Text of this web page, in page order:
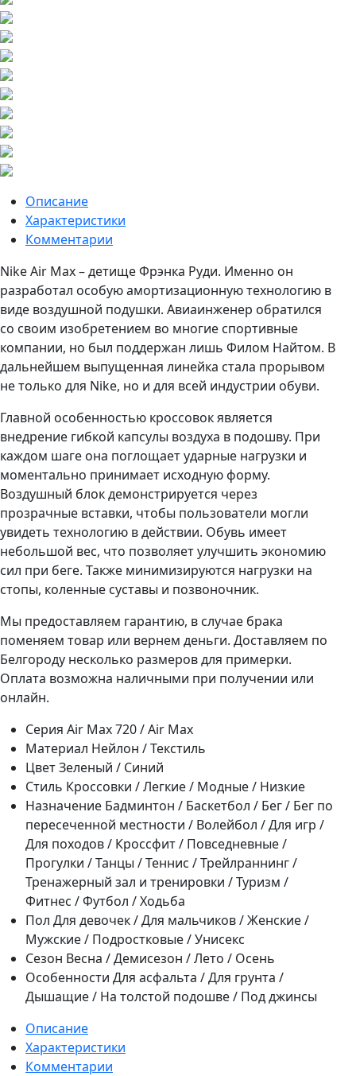
Описание
Характеристики
Комментарии
Nike Air Max – детище Фрэнка Руди. Именно он
разработал особую амортизационную технологию в
виде воздушной подушки. Авиаинженер обратился
со своим изобретением во многие спортивные
компании, но был поддержан лишь Филом Найтом. В
дальнейшем выпущенная линейка стала прорывом
не только для Nike, но и для всей индустрии обуви.
Главной особенностью кроссовок является
внедрение гибкой капсулы воздуха в подошву. При
каждом шаге она поглощает ударные нагрузки и
моментально принимает исходную форму.
Воздушный блок демонстрируется через
прозрачные вставки, чтобы пользователи могли
увидеть технологию в действии. Обувь имеет
небольшой вес, что позволяет улучшить экономию
сил при беге. Также минимизируются нагрузки на
стопы, коленные суставы и позвоночник.
Мы предоставляем гарантию, в случае брака
поменяем товар или вернем деньги. Доставляем по
Белгороду несколько размеров для примерки.
Оплата возможна наличными при получении или
онлайн.
Серия Air Max 720 / Air Max
Материал Нейлон / Текстиль
ЦветЗеленый / Синий
Стиль Кроссовки / Легкие / Модные / Низкие
Назначение Бадминтон / Баскетбол / Бег / Бег по
пересеченной местности / Волейбол / Для игр /
Для походов / Кроссфит / Повседневные /
Прогулки / Танцы / Теннис / Трейлраннинг /
Тренажерный зал и тренировки / Туризм /
Фитнес / Футбол / Ходьба
Пол Для девочек / Для мальчиков / Женские /
Мужские / Подростковые / Унисекс
Сезон Весна / Демисезон / Лето / Осень
Особенности Для асфальта / Для грунта /
Дышащие / На толстой подошве / Под джинсы
Описание
Характеристики
Комментарии